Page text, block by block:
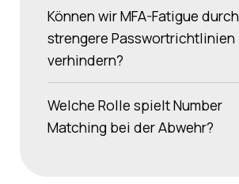
Können wir MFA-Fatigue durch
strengere Passwortrichtlinien
verhindern?
Welche Rolle spielt Number
Matching bei der Abwehr?